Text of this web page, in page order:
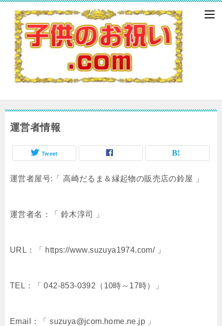
運営者情報
Tweet
運営者屋号:「 高崎だるま＆縁起物の販売店の鈴屋 」
運営者名：「 鈴木淳司 」
URL：「 https://www.suzuya1974.com/ 」
TEL：「 042-853-0392（10時～17時）」
Email：「 suzuya@jcom.home.ne.jp 」